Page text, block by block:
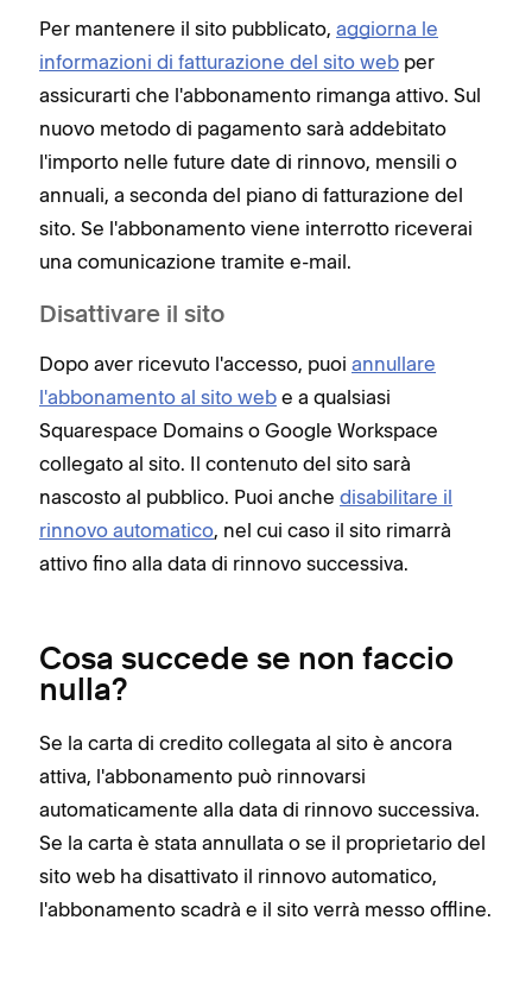
Per mantenere il sito pubblicato, aggiorna le
informazioni di fatturazione del sito web per
assicurarti che l'abbonamento rimanga attivo. Sul
nuovo metodo di pagamento sarà addebitato
l'importo nelle future date di rinnovo, mensili o
annuali, a seconda del piano di fatturazione del
sito. Se l'abbonamento viene interrotto riceverai
una comunicazione tramite e-mail.
Disattivare il sito
Dopo aver ricevuto l'accesso, puoi annullare
l'abbonamento al sito web e a qualsiasi
Squarespace Domains o Google Workspace
collegato al sito. Il contenuto del sito sarà
nascosto al pubblico. Puoi anche disabilitare il
rinnovo automatico, nel cui caso il sito rimarrà
attivo fino alla data di rinnovo successiva.
Cosa succede se non faccio
nulla?
Se la carta di credito collegata al sito è ancora
attiva, l'abbonamento può rinnovarsi
automaticamente alla data di rinnovo successiva.
Se la carta è stata annullata o se il proprietario del
sito web ha disattivato il rinnovo automatico,
l'abbonamento scadrà e il sito verrà messo offline.